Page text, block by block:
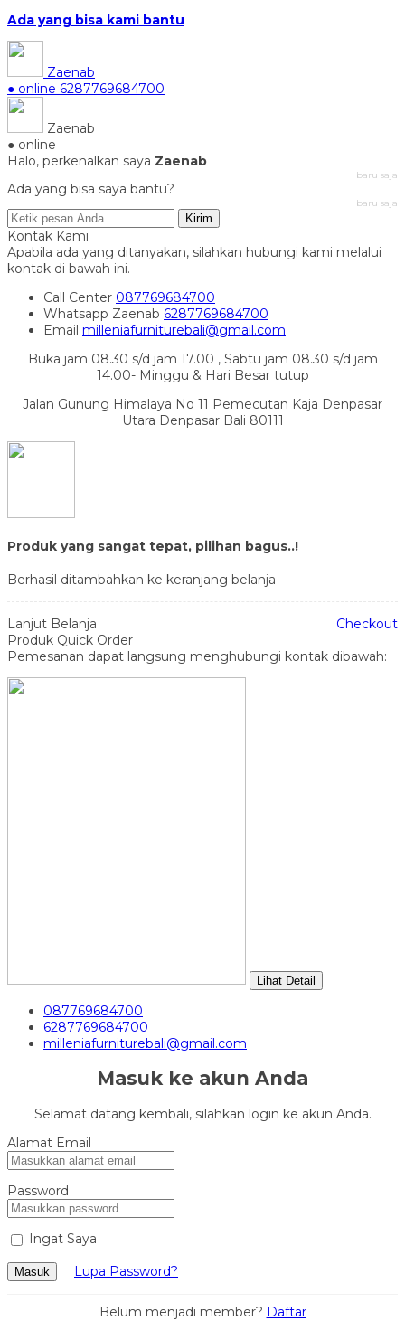
Ada yang bisa kami bantu
Zaenab
● online 6287769684700
Zaenab
● online
Halo, perkenalkan saya Zaenab
baru saja
Ada yang bisa saya bantu?
baru saja
Kirim
Kontak Kami
Apabila ada yang ditanyakan, silahkan hubungi kami melalui
kontak di bawah ini.
Call Center 087769684700
Whatsapp Zaenab 6287769684700
Email milleniafurniturebali@gmail.com
Buka jam 08.30 s/d jam 17.00 , Sabtu jam 08.30 s/d jam
14.00- Minggu & Hari Besar tutup
Jalan Gunung Himalaya No 11 Pemecutan Kaja Denpasar
Utara Denpasar Bali 80111
Produk yang sangat tepat, pilihan bagus..!
Berhasil ditambahkan ke keranjang belanja
Lanjut Belanja
Checkout
Produk Quick Order
Pemesanan dapat langsung menghubungi kontak dibawah:
Lihat Detail
087769684700
6287769684700
milleniafurniturebali@gmail.com
Masuk ke akun Anda
Selamat datang kembali, silahkan login ke akun Anda.
Alamat Email
Password
Ingat Saya
Masuk Lupa Password?
Belum menjadi member? Daftar